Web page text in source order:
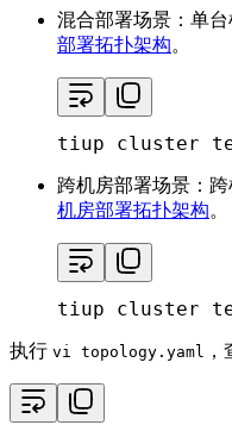
混合部署场景：单
部署拓扑架构。
tiup cluster
跨机房部署场景：
机房部署拓扑架构。
tiup cluster
执行 vi topology.yaml